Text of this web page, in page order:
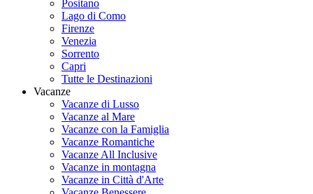
Positano
Lago di Como
Firenze
Venezia
Sorrento
Capri
Tutte le Destinazioni
Vacanze
Vacanze di Lusso
Vacanze al Mare
Vacanze con la Famiglia
Vacanze Romantiche
Vacanze All Inclusive
Vacanze in montagna
Vacanze in Città d'Arte